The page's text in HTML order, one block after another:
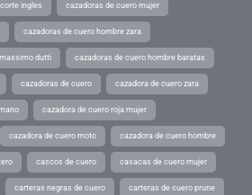
ingles cazadoras de cuero mujer
cazadoras de cuero hombre zara
dutti cazadoras de cuero hombre baratas
cazadoras de cuero cazadora de cuero zara
cazadora de cuero roja mujer
cazadora de cuero moto cazadora de cuero hombre
cascos de cuero casacas de cuero mujer
carteras negras de cuero carteras de cuero prune